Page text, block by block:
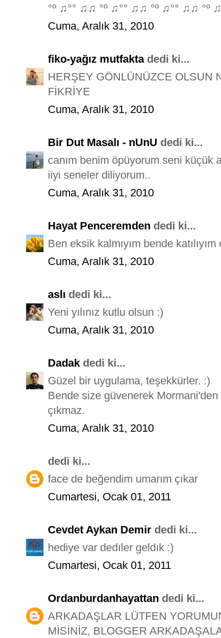
°º ♫°° ♫♫ °º ♫°° ♫♫ °º ♫°° ♫♫ °º
Cuma, Aralık 31, 2010
fiko-yağız mutfaktadedi ki...
HERŞEY GÖNLÜNÜZCE OLSUN
FİKRİYE
Cuma, Aralık 31, 2010
Bir Dut Masalı - nUnU dedi ki...
canım benim öpüyorum seni küçük
iiyi seneler diliyorum..
Cuma, Aralık 31, 2010
Hayat Penceremden dedi ki...
Ben eksik kalmıyım bende
Cuma, Aralık 31, 2010
aslı dedi ki...
Yeni yılınız kutlu olsun :)
Cuma, Aralık 31, 2010
Dadak dedi ki...
Güzel bir uygulama, teşekkürler. :)
Bende size güvenerek Mormani'den
çıkmaz.
Cuma, Aralık 31, 2010
dedi ki...
face de beğendim umarım çıkar
Cumartesi, Ocak 01, 2011
Cevdet Aykan Demir dedi ki...
hediye var dedıler geldık :)
Cumartesi, Ocak 01, 2011
Ordanburdanhayattan dedi ki...
ARKADAŞLAR LÜTFEN
MİSİNİZ, BLOGGER